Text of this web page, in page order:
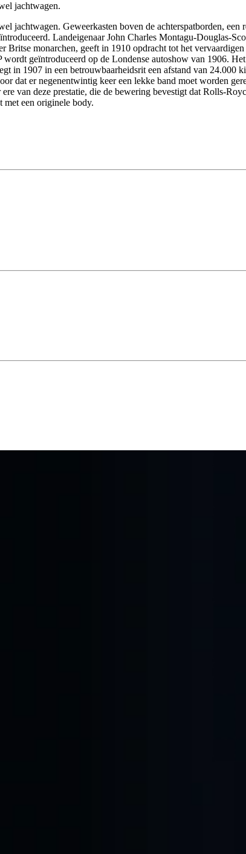
jachtwagen.
jachtwagen. Geweerkasten boven de achterspatborden,
Landeigenaar John Charles Montagu-Douglas-
monarchen, geeft in 1910 opdracht tot het
geïntroduceerd op de Londense autoshow van 1906.
in 1907 in een betrouwbaarheidsrit een afstand van 24.000
dat er negenentwintig keer een lekke band moet worden
van deze prestatie, die de bewering bevestigt dat Rolls-
met een originele body.